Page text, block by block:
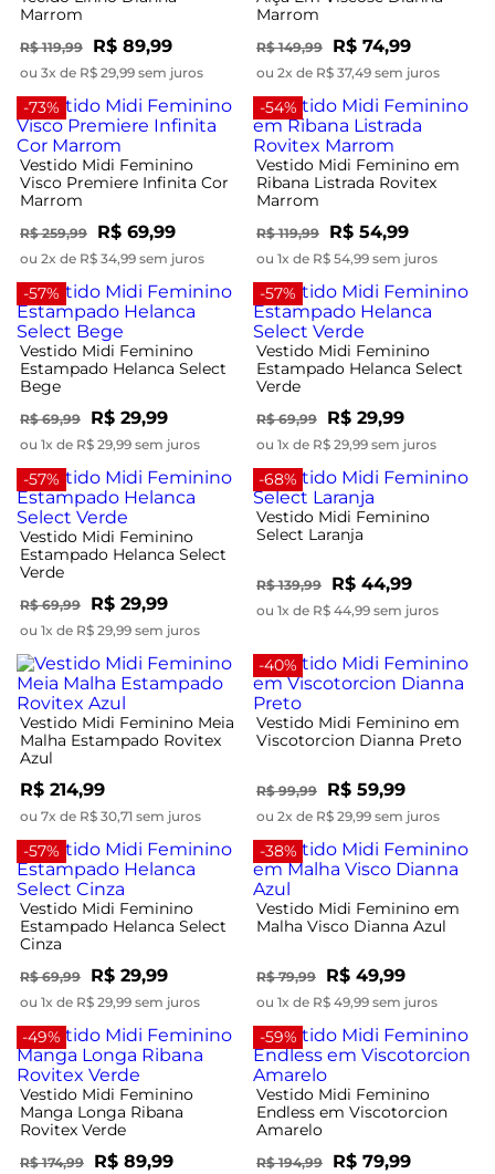
Marrom
R$ 119,99 R$ 89,99
ou 3x de R$ 29,99 sem juros
Marrom
R$ 149,99 R$ 74,99
ou 2x de R$ 37,49 sem juros
-73%
Vestido Midi Feminino
Visco Premiere Infinita Cor
Marrom
R$ 259,99 R$ 69,99
ou 2x de R$ 34,99 sem juros
-54%
Vestido Midi Feminino em
Ribana Listrada Rovitex
Marrom
R$ 119,99 R$ 54,99
ou 1x de R$ 54,99 sem juros
-57%
Vestido Midi Feminino
Estampado Helanca Select
Bege
R$ 69,99 R$ 29,99
ou 1x de R$ 29,99 sem juros
-57%
Vestido Midi Feminino
Estampado Helanca Select
Verde
R$ 69,99 R$ 29,99
ou 1x de R$ 29,99 sem juros
-57%
Vestido Midi Feminino
Estampado Helanca Select
Verde
R$ 69,99 R$ 29,99
ou 1x de R$ 29,99 sem juros
-68%
Vestido Midi Feminino
Select Laranja
R$ 139,99 R$ 44,99
ou 1x de R$ 44,99 sem juros
Vestido Midi Feminino Meia
Malha Estampado Rovitex
Azul
R$ 214,99
ou 7x de R$ 30,71 sem juros
-40%
Vestido Midi Feminino em
Viscotorcion Dianna Preto
R$ 99,99 R$ 59,99
ou 2x de R$ 29,99 sem juros
-57%
Vestido Midi Feminino
Estampado Helanca Select
Cinza
R$ 69,99 R$ 29,99
ou 1x de R$ 29,99 sem juros
-38%
Vestido Midi Feminino em
Malha Visco Dianna Azul
R$ 79,99 R$ 49,99
ou 1x de R$ 49,99 sem juros
-49%
Vestido Midi Feminino
Manga Longa Ribana
Rovitex Verde
R$ 174,99 R$ 89,99
-59%
Vestido Midi Feminino
Endless em Viscotorcion
Amarelo
R$ 194,99 R$ 79,99